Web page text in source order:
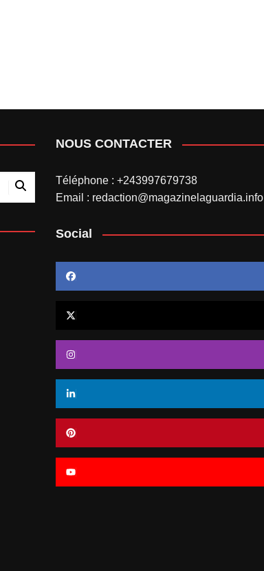
NOUS CONTACTER
Téléphone : +243997679738
Email : redaction@magazinelaguardia.info
Social